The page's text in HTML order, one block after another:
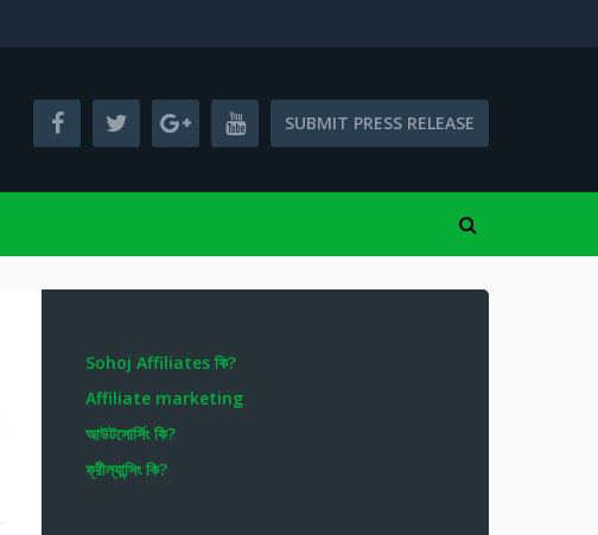
SUBMIT PRESS RELEASE
Sohoj Affiliates কি?
Affiliate marketing
আউটসোর্সিং কি?
ফ্রীল্যান্সিং কি?